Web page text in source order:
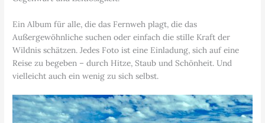
Ein Album für alle, die das Fernweh plagt, die das
Außergewöhnliche suchen oder einfach die stille Kraft der
Wildnis schätzen. Jedes Foto ist eine Einladung, sich auf eine
Reise zu begeben – durch Hitze, Staub und Schönheit. Und
vielleicht auch ein wenig zu sich selbst.